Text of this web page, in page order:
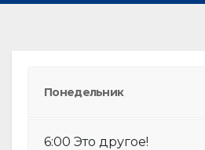
Понедельник
6:00 Это другое!